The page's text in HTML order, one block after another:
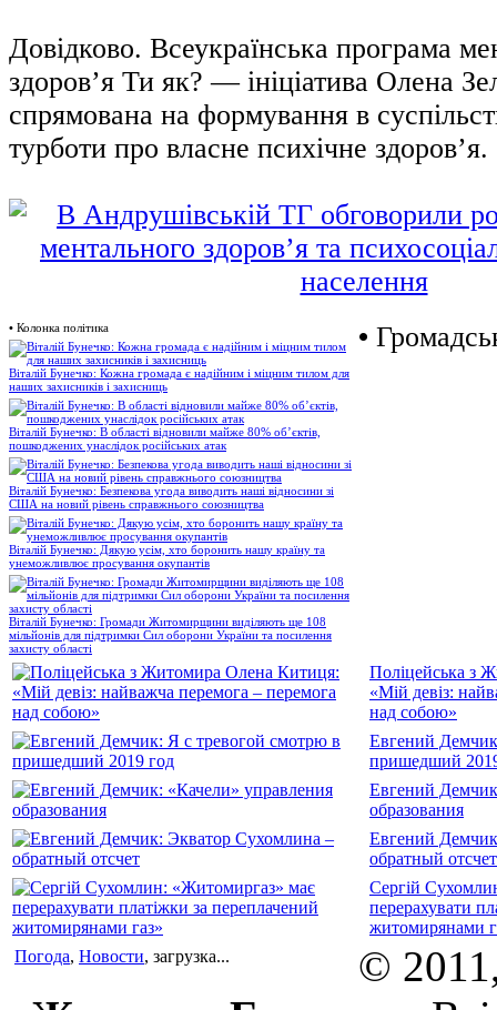
Довідково. Всеукраїнська програма
здоров’я Ти як? — ініціатива Олена
спрямована на формування в
турботи про власне психічне здоров’я.
• Колонка політика
Віталій Бунечко: Кожна громада є надійним і міцним тилом для
наших захисників і захисниць
Віталій Бунечко: В області відновили майже 80% об’єктів,
пошкоджених унаслідок російських атак
Віталій Бунечко: Безпекова угода виводить наші відносини зі
США на новий рівень справжнього союзництва
Віталій Бунечко: Дякую усім, хто боронить нашу країну та
унеможливлює просування окупантів
Віталій Бунечко: Громади Житомирщини виділяють ще 108
мільйонів для підтримки Сил оборони України та посилення
захисту області
•
Поліцейська з
«Мій девіз:
над собою»
Евгений
пришедший
Евгений
образования
Евгений
обратный отсчет
Сергій
перерахувати
житомирянами
Погода, Новости, загрузка...
©